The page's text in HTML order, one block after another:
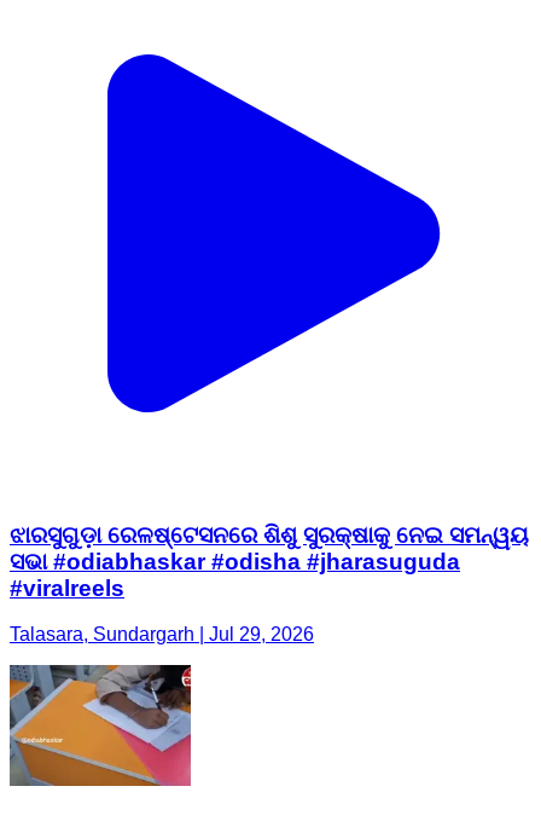
ଝାରସୁଗୁଡ଼ା ରେଳଷ୍ଟେସନରେ ଶିଶୁ ସୁରକ୍ଷାକୁ ନେଇ ସମନ୍ୱୟ
ସଭା #odiabhaskar #odisha #jharasuguda
#viralreels
Talasara, Sundargarh | Jul 29, 2026